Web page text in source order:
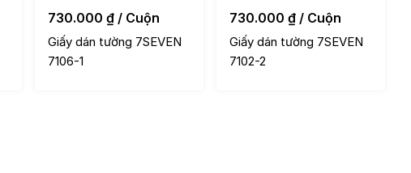
730.000 ₫ / Cuộn
Giấy dán tường 7SEVEN
7106-1
730.000 ₫ / Cuộn
Giấy dán tường 7SEVEN
7102-2